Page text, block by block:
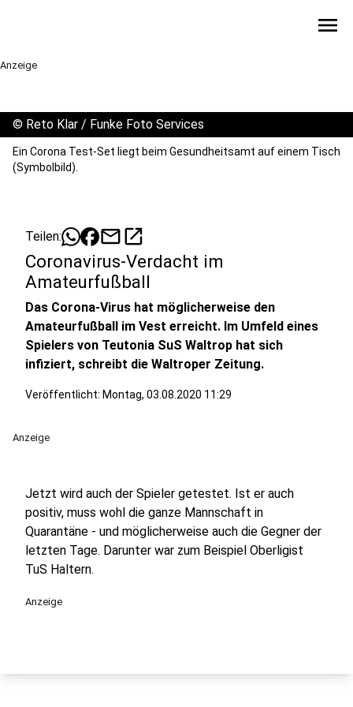
menu
Anzeige
© Reto Klar / Funke Foto Services
Ein Corona Test-Set liegt beim Gesundheitsamt auf einem Tisch
(Symbolbild).
Teilen: mailopen_in_new
Coronavirus-Verdacht im
Amateurfußball
Das Corona-Virus hat möglicherweise den
Amateurfußball im Vest erreicht. Im Umfeld eines
Spielers von Teutonia SuS Waltrop hat sich
infiziert, schreibt die Waltroper Zeitung.
Veröffentlicht: Montag, 03.08.2020 11:29
Anzeige
Jetzt wird auch der Spieler getestet. Ist er auch
positiv, muss wohl die ganze Mannschaft in
Quarantäne - und möglicherweise auch die Gegner der
letzten Tage. Darunter war zum Beispiel Oberligist
TuS Haltern.
Anzeige